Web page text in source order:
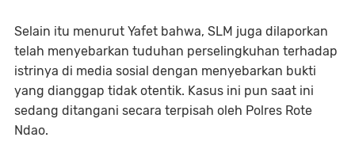
Selain itu menurut Yafet bahwa, SLM juga dilaporkan
telah menyebarkan tuduhan perselingkuhan terhadap
istrinya di media sosial dengan menyebarkan bukti
yang dianggap tidak otentik. Kasus ini pun saat ini
sedang ditangani secara terpisah oleh Polres Rote
Ndao.